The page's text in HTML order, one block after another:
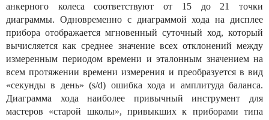
анкерного колеса соответствуют от 15 до 21 точки
диаграммы. Одновременно с диаграммой хода на дисплее
прибора отображается мгновенный суточный ход, который
вычисляется как среднее значение всех отклонений между
измеренным периодом времени и эталонным значением на
всем протяжении времени измерения и преобразуется в вид
«секунды в день» (s/d) ошибка хода и амплитуда баланса.
Диаграмма хода наиболее привычный инструмент для
мастеров «старой школы», привыкших к приборами типа